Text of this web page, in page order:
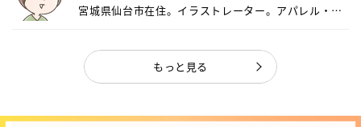
宮城県仙台市在住。イラストレーター。アパレル・キ
もっと見る